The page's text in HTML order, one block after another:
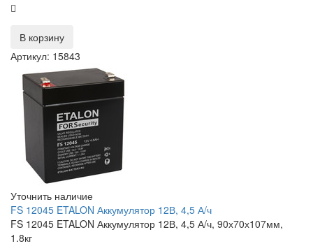
В корзину
Артикул: 15843
Уточнить наличие
FS 12045 ETALON Аккумулятор 12В, 4,5 А/ч
FS 12045 ETALON Аккумулятор 12В, 4,5 А/ч, 90х70х107мм,
1.8кг